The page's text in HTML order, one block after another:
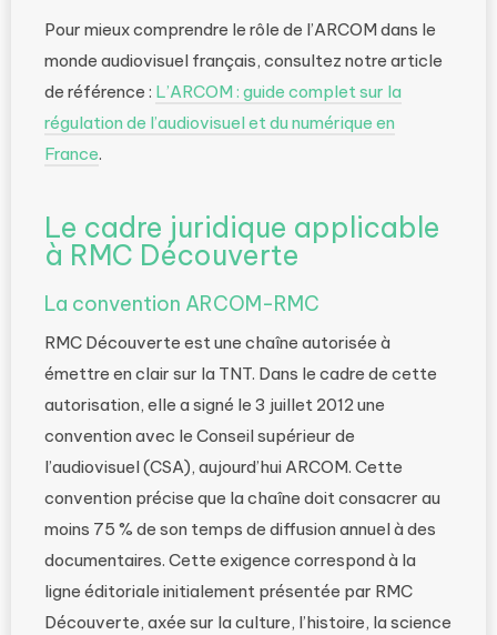
Pour mieux comprendre le rôle de l’ARCOM dans le
monde audiovisuel français, consultez notre article
de référence : L’ARCOM : guide complet sur la
régulation de l’audiovisuel et du numérique en
France.
Le cadre juridique applicable
à RMC Découverte
La convention ARCOM-RMC
RMC Découverte est une chaîne autorisée à
émettre en clair sur la TNT. Dans le cadre de cette
autorisation, elle a signé le 3 juillet 2012 une
convention avec le Conseil supérieur de
l’audiovisuel (CSA), aujourd’hui ARCOM. Cette
convention précise que la chaîne doit consacrer au
moins 75 % de son temps de diffusion annuel à des
documentaires. Cette exigence correspond à la
ligne éditoriale initialement présentée par RMC
Découverte, axée sur la culture, l’histoire, la science